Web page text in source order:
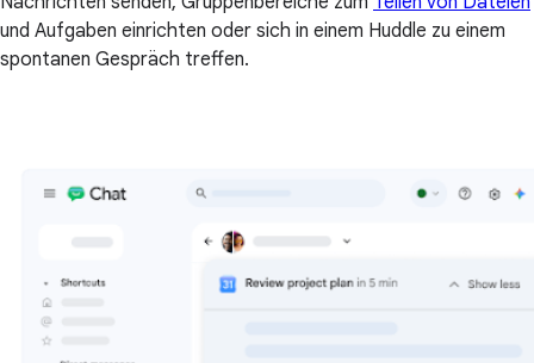
und Aufgaben einrichten oder sich in einem Huddle zu einem
spontanen Gespräch treffen.